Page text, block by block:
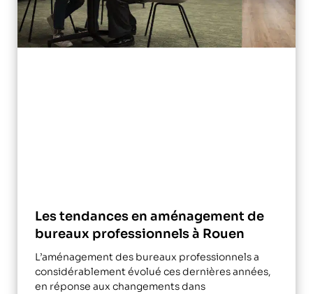
Les tendances en aménagement de
bureaux professionnels à Rouen
L’aménagement des bureaux professionnels a
considérablement évolué ces dernières années,
en réponse aux changements dans